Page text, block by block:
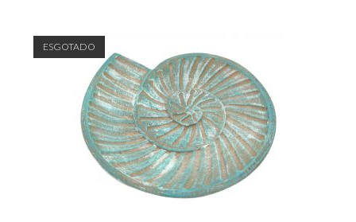
ESGOTADO